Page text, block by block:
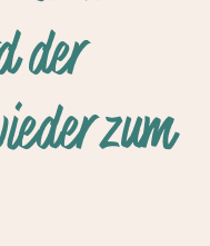
der
zum